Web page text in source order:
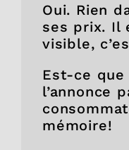
Oui. Rien
ses prix. Il
visible,
Est-ce que
l’annonce
mémoire!